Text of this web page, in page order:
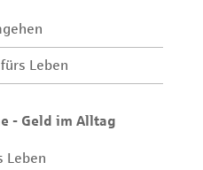
Leben
- Geld im Alltag
Leben